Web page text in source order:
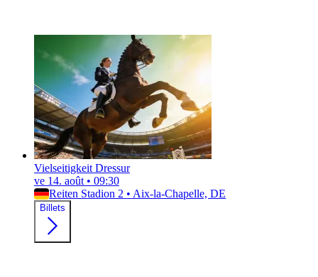
Vielseitigkeit Dressur
ve 14. août • 09:30
Reiten Stadion 2 • Aix-la-Chapelle, DE
Billets